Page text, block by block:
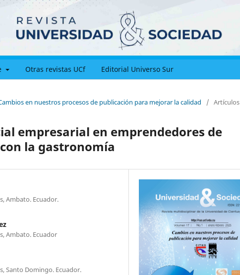
Otras revistas UCf Editorial Universo Sur
en nuestros procesos de publicación para mejorar la calidad / Artículos
empresarial en emprendedores de
la gastronomía
Ambato. Ecuador.
Ambato. Ecuador
Santo Domingo. Ecuador.